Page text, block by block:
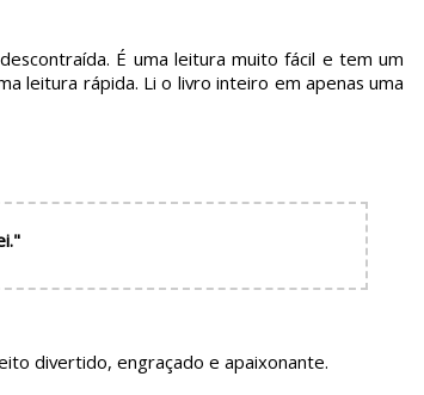
É uma leitura muito fácil e tem um
leitura rápida. Li o livro inteiro em apenas uma
divertido, engraçado e apaixonante.